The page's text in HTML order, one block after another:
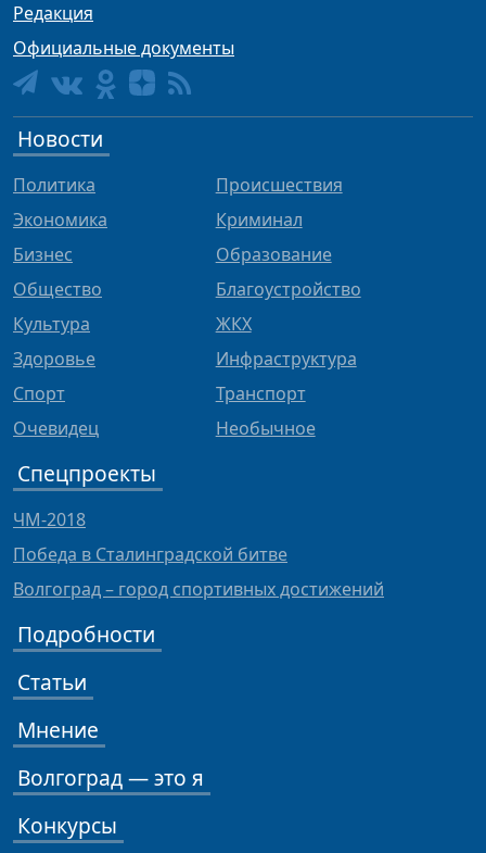
Редакция
Официальные документы
Новости
Политика
Экономика
Бизнес
Общество
Культура
Здоровье
Спорт
Очевидец
Происшествия
Криминал
Образование
Благоустройство
ЖКХ
Инфраструктура
Транспорт
Необычное
Спецпроекты
ЧМ-2018
Победа в Сталинградской битве
Волгоград – город спортивных достижений
Подробности
Статьи
Мнение
Волгоград — это я
Конкурсы